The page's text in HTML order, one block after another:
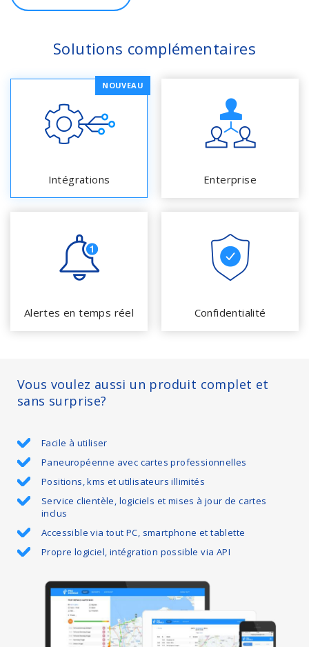
Solutions complémentaires
NOUVEAU
Intégrations Enterprise
Alertes en temps réel Confidentialité
Vous voulez aussi un produit complet et
sans surprise?
Facile à utiliser
Paneuropéenne avec cartes professionnelles
Positions, kms et utilisateurs illimités
Service clientèle, logiciels et mises à jour de cartes
inclus
Accessible via tout PC, smartphone et tablette
Propre logiciel, intégration possible via API